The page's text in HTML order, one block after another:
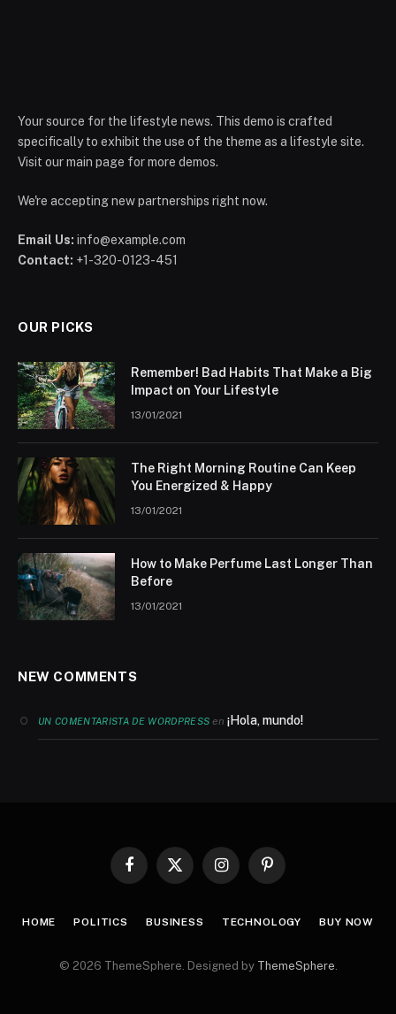
Your source for the lifestyle news. This demo is crafted
specifically to exhibit the use of the theme as a lifestyle site.
Visit our main page for more demos.
We're accepting new partnerships right now.
Email Us: info@example.com
Contact: +1-320-0123-451
OUR PICKS
Remember! Bad Habits That Make a Big
Impact on Your Lifestyle
13/01/2021
The Right Morning Routine Can Keep
You Energized & Happy
13/01/2021
How to Make Perfume Last Longer Than
Before
13/01/2021
NEW COMMENTS
UN COMENTARISTA DE WORDPRESS en¡Hola, mundo!
Facebook
X
InstagramPinterest
HOME POLITICS BUSINESS TECHNOLOGY BUY NOW
© 2026 ThemeSphere. Designed by ThemeSphere